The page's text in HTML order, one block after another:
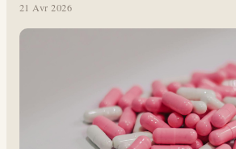
21 Avr 2026